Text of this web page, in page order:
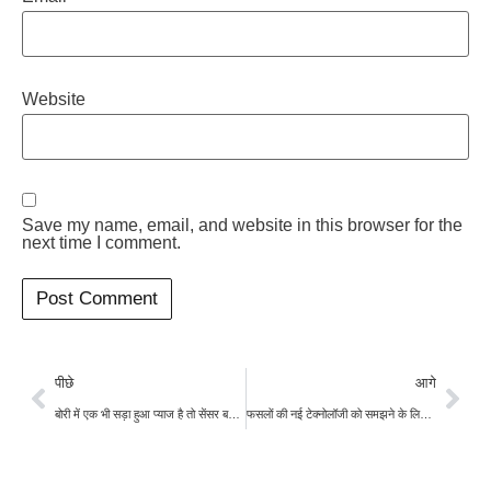
Website
Save my name, email, and website in this browser for the
next time I comment.
पीछे
बोरी में एक भी सड़ा हुआ प्याज है तो सेंसर बताएगा, AI पर आधारित टेक्नोलॉजी करेगी काम
आगे
फसलों की नई टेक्नोलॉजी को समझने के लिए विदेश जाएंगे महाराष्ट्र के 120 किसान, राज्य सरकार ने मंजूर किए 1.4 करोड़ रुपये